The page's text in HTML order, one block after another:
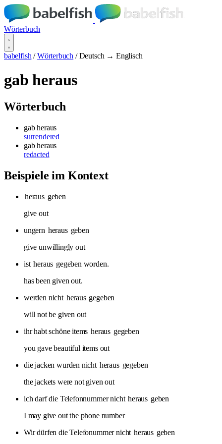
Wörterbuch
babelfish / Wörterbuch / Deutsch → Englisch
gab heraus
Wörterbuch
gab heraus
surrendered
gab heraus
redacted
Beispiele im Kontext
heraus geben
give out
ungern heraus geben
give unwillingly out
ist heraus gegeben worden.
has been given out.
werden nicht heraus gegeben
will not be given out
ihr habt schöne items heraus gegeben
you gave beautiful items out
die jacken wurden nicht heraus gegeben
the jackets were not given out
ich darf die Telefonnummer nicht heraus geben
I may give out the phone number
Wir dürfen die Telefonummer nicht heraus geben